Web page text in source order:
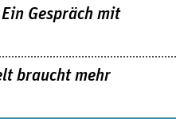
Gespräch mit
braucht mehr